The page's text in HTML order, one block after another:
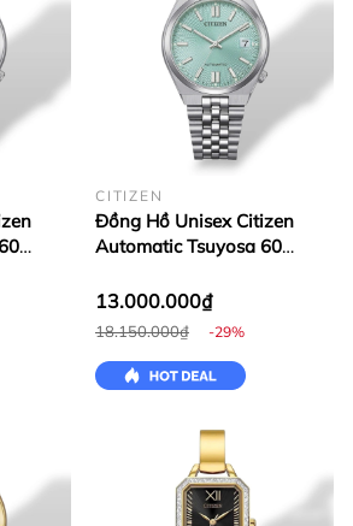
CITIZEN
Đồng Hồ Unisex Citizen
Automatic Tsuyosa 60
13.000.000₫
18.150.000₫ -29%